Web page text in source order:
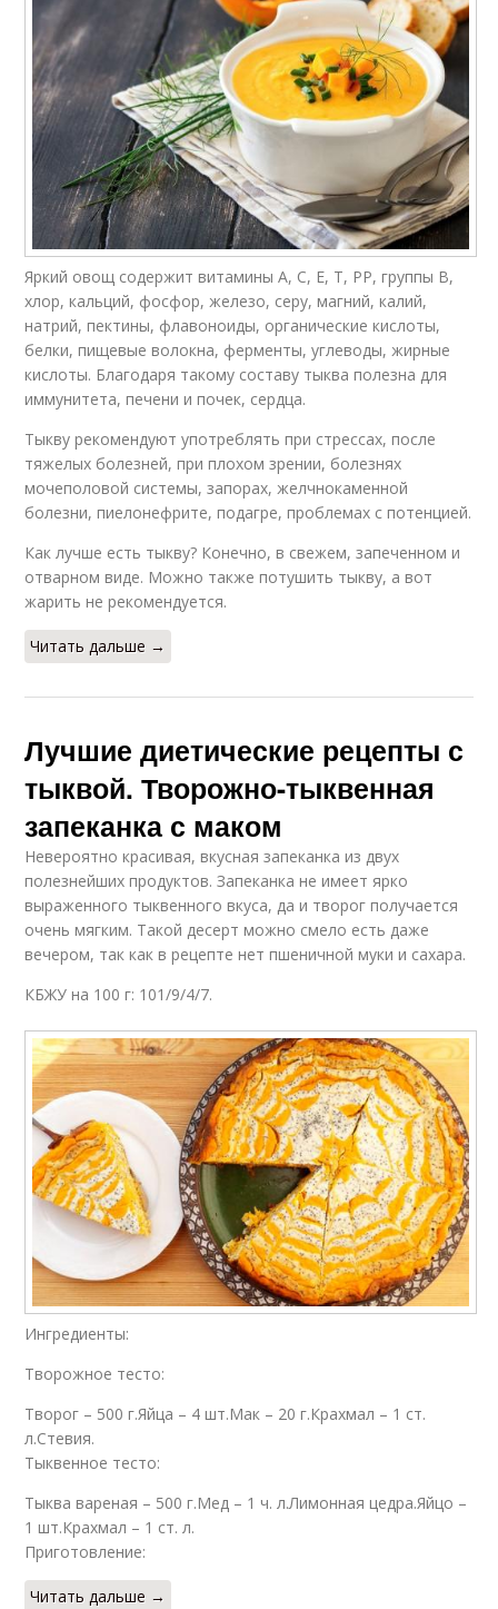
Яркий овощ содержит витамины А, С, Е, Т, РР, группы В,
хлор, кальций, фосфор, железо, серу, магний, калий,
натрий, пектины, флавоноиды, органические кислоты,
белки, пищевые волокна, ферменты, углеводы, жирные
кислоты. Благодаря такому составу тыква полезна для
иммунитета, печени и почек, сердца.
Тыкву рекомендуют употреблять при стрессах, после
тяжелых болезней, при плохом зрении, болезнях
мочеполовой системы, запорах, желчнокаменной
болезни, пиелонефрите, подагре, проблемах с потенцией.
Как лучше есть тыкву? Конечно, в свежем, запеченном и
отварном виде. Можно также потушить тыкву, а вот
жарить не рекомендуется.
Читать дальше →
Лучшие диетические рецепты с
тыквой. Творожно-тыквенная
запеканка с маком
Невероятно красивая, вкусная запеканка из двух
полезнейших продуктов. Запеканка не имеет ярко
выраженного тыквенного вкуса, да и творог получается
очень мягким. Такой десерт можно смело есть даже
вечером, так как в рецепте нет пшеничной муки и сахара.
КБЖУ на 100 г: 101/9/4/7.
Ингредиенты:
Творожное тесто:
Творог – 500 г.Яйца – 4 шт.Мак – 20 г.Крахмал – 1 ст.
л.Стевия.
Тыквенное тесто:
Тыква вареная – 500 г.Мед – 1 ч. л.Лимонная цедра.Яйцо –
1 шт.Крахмал – 1 ст. л.
Приготовление:
Читать дальше →